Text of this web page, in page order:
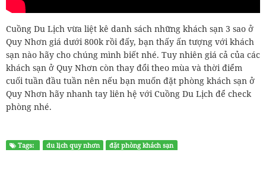
Cuồng Du Lịch vừa liệt kê danh sách những khách sạn 3 sao ở
Quy Nhơn giá dưới 800k rồi đấy, bạn thấy ấn tượng với khách
sạn nào hãy cho chúng mình biết nhé. Tuy nhiên giá cả của các
khách sạn ở Quy Nhơn còn thay đổi theo mùa và thời điểm
cuối tuần đầu tuần nên nếu bạn muốn đặt phòng khách sạn ở
Quy Nhơn hãy nhanh tay liên hệ với Cuồng Du Lịch để check
phòng nhé.
Tags: du lịch quy nhơn đặt phòng khách sạn